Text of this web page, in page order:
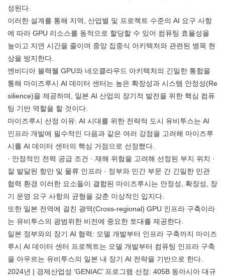
성된다.
이러한 설계를 통해 지역, 산업별 및 프로젝트 수준의 AI 요구 사항
에 따라 GPU 리소스를 동적으로 할당할 수 있어 컴퓨팅 효율성을
높이고 지연 시간을 줄이며 중앙 집중식 아키텍처와 관련된 병목 현
상을 방지한다.
엔비디아 블랙웰 GPU와 네오클라우드 아키텍처의 긴밀한 통합을
통해 마이즈루시 AI 데이터 센터는 높은 확장성과 시스템 안정성(Re
silience)을 제공하며, 일본 AI 산업의 장기적 발전을 위한 핵심 컴퓨
팅 기반 역할을 할 것이다.
마이즈루시 선정 이유: AI 시대를 위한 전략적 도시 유비투스는 AI
인프라 개발에 필수적인 다음과 같은 여러 강점을 고려해 마이즈루
시를 AI 데이터 센터의 핵심 거점으로 선정했다.
· 안정적인 전력 공급 조건 · 재해 위험을 고려해 선정된 부지 위치 ·
잘 발달된 항만 및 물류 인프라 · 정부와 민간 부문 간 긴밀한 민관
협력 환경 이러한 요소들이 결합된 마이즈루시는 안정성, 확장성, 장
기 운영 요구 사항의 균형을 갖춘 이상적인 입지다.
또한 일본 전역에 걸친 광역(Cross-regional) GPU 인프라 구축이라
는 유비투스의 광범위한 비전에 중요한 토대를 제공한다.
일본 정부와의 장기 AI 협력: 모델 개발부터 인프라 구축까지 마이즈
루시 AI 데이터 센터 프로젝트는 모델 개발부터 컴퓨팅 인프라 구축
을 아우르는 유비투스의 일본 내 장기 AI 전략을 기반으로 한다.
2024년 | 경제산업성 ‘GENIAC’ 프로그램 선정: 405B 동아시아 대규